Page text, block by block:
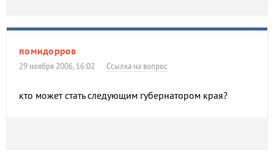
помидорров
29 ноября 2006, 16:02 Ссылка на вопрос
кто может стать следующим губернатором края?